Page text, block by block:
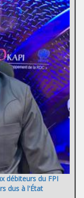
débiteurs du FPI
dus à l'État